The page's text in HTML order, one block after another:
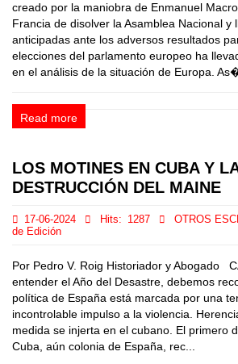
creado por la maniobra de Enmanuel
Francia de disolver la Asamblea Nacional y
anticipadas ante los adversos resultados
elecciones del parlamento europeo ha
en el análisis de la situación de Europa.
Read more
LOS MOTINES EN CUBA Y
DESTRUCCIÓN DEL MAINE
17-06-2024 Hits: 1287 OTROS
de Edición
Por Pedro V. Roig Historiador y Abogado
entender el Año del Desastre, debemos
política de España está marcada por una
incontrolable impulso a la violencia.
medida se injerta en el cubano. El primero
Cuba, aún colonia de España, rec...